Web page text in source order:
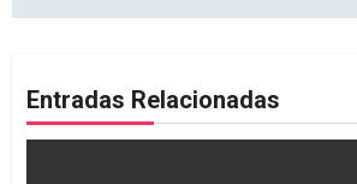
Entradas Relacionadas